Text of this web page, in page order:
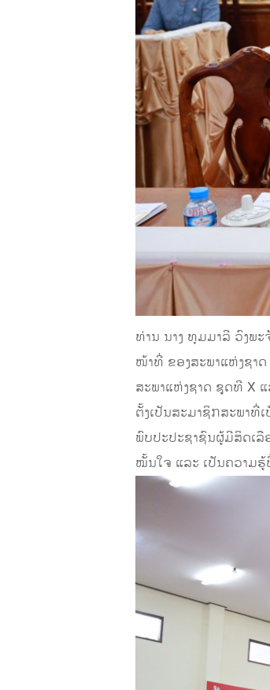
ທ່ານ ນາງ ທຸມມາລີ ວົງພ
ໜ້າທີ່ ຂອງສະພາແຫ່ງຊາ
ສະພາແຫ່ງຊາດ ຊຸດທີ X
ຕັ້ງເປັນສະມາຊິກສະພາທີ່
ພົບປະປະຊາຊົນຜູ້ມີສິດເລື
ໝັ້ນໃຈ ແລະ ເປັນຄວາມ